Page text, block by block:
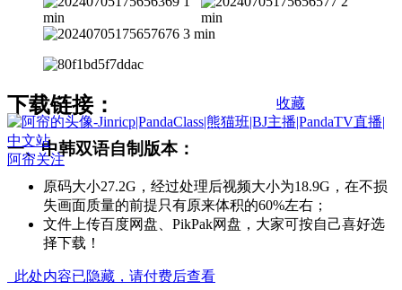
下载链接：
一、中韩双语自制版本：
原码大小27.2G，经过处理后视频大小为18.9G，在不损
失画面质量的前提只有原来体积的60%左右；
文件上传百度网盘、PikPak网盘，大家可按自己喜好选
择下载！
此处内容已隐藏，请付费后查看
收藏
阿帘关注